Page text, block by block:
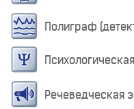
Полиграф
Речеведческая